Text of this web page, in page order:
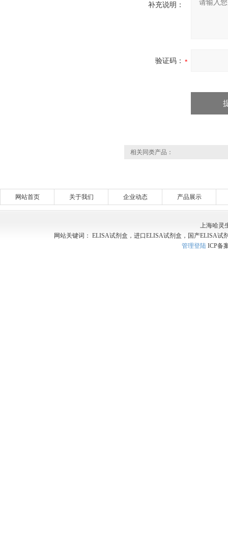
补充说明：
验证码：
相关同类产品：
网站首页 关于我们 企业动态 产品展示
上海哈灵
网站关键词： ELISA试剂盒，进口ELISA试剂盒，国产ELISA
管理登陆 ICP备